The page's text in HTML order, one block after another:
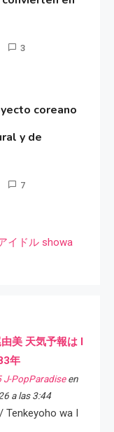
3
coreano
y de
7
イドル showa
由美 天気予報は I
年
J-PopParadiseen
a las 3:44
Tenkeyoho wa I